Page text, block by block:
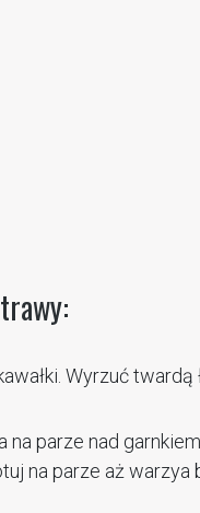
Wyrzuć twardą
na parze nad
na parze aż